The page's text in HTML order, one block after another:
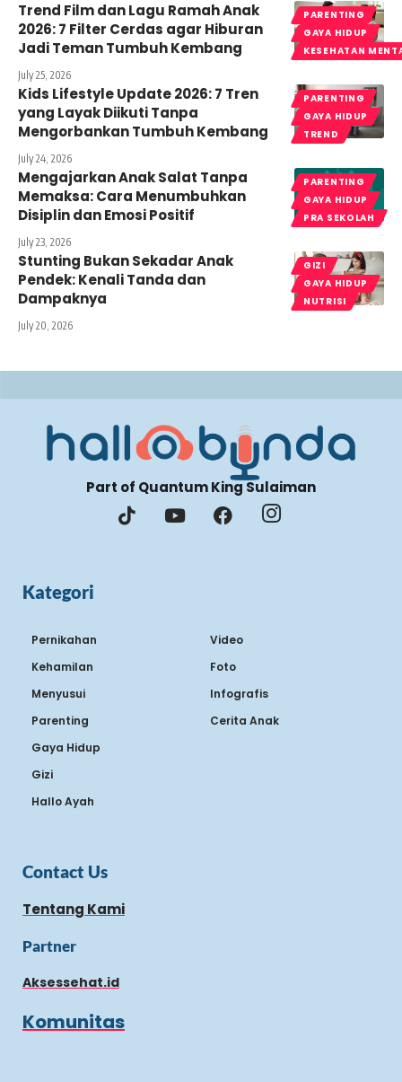
PARENTING
GAYA HIDUP
KESEHATAN
Trend Film dan Lagu Ramah Anak
2026: 7 Filter Cerdas agar Hiburan
Jadi Teman Tumbuh Kembang
July 25, 2026
PARENTING
GAYA HIDUP
TREND
Kids Lifestyle Update 2026: 7 Tren
yang Layak Diikuti Tanpa
Mengorbankan Tumbuh Kembang
July 24, 2026
PARENTING
GAYA HIDUP
PRA SEKOLAH
Mengajarkan Anak Salat Tanpa
Memaksa: Cara Menumbuhkan
Disiplin dan Emosi Positif
July 23, 2026
GIZI
GAYA HIDUP
NUTRISI
Stunting Bukan Sekadar Anak
Pendek: Kenali Tanda dan
Dampaknya
July 20, 2026
Part of Quantum King Sulaiman
Kategori
Pernikahan
Kehamilan
Menyusui
Parenting
Gaya Hidup
Gizi
Hallo Ayah
Video
Foto
Infografis
Cerita Anak
Contact Us
Tentang Kami
Partner
Aksessehat.id
Komunitas